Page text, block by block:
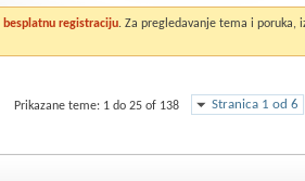
besplatnu registraciju. Za pregledavanje tema i
Stranica 1 od 6
Prikazane teme: 1 do 25 of 138